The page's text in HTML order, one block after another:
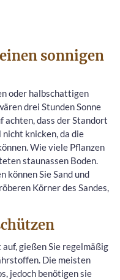
sonnigen
oder halbschattigen
drei Stunden Sonne
achten, dass der Standort
knicken, da die
Wie viele Pflanzen
staunassen Boden.
können Sie Sand und
Körner des Sandes,
gießen Sie regelmäßig
Die meisten
jedoch benötigen sie